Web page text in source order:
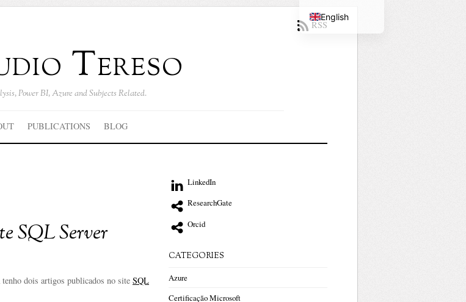
Tereso
Power BI, Azure and Subjects Related.
RSS
PUBLICATIONS BLOG
SQL Server
dois artigos publicados no site SQL
LinkedIn
ResearchGate
Orcid
CATEGORIES
Azure
Certificação Microsoft
English
Portuguese